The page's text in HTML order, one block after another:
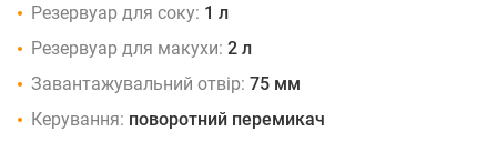
Резервуар для соку: 1 л
Резервуар для макухи: 2 л
Завантажувальний отвір: 75 мм
Керування: поворотний перемикач